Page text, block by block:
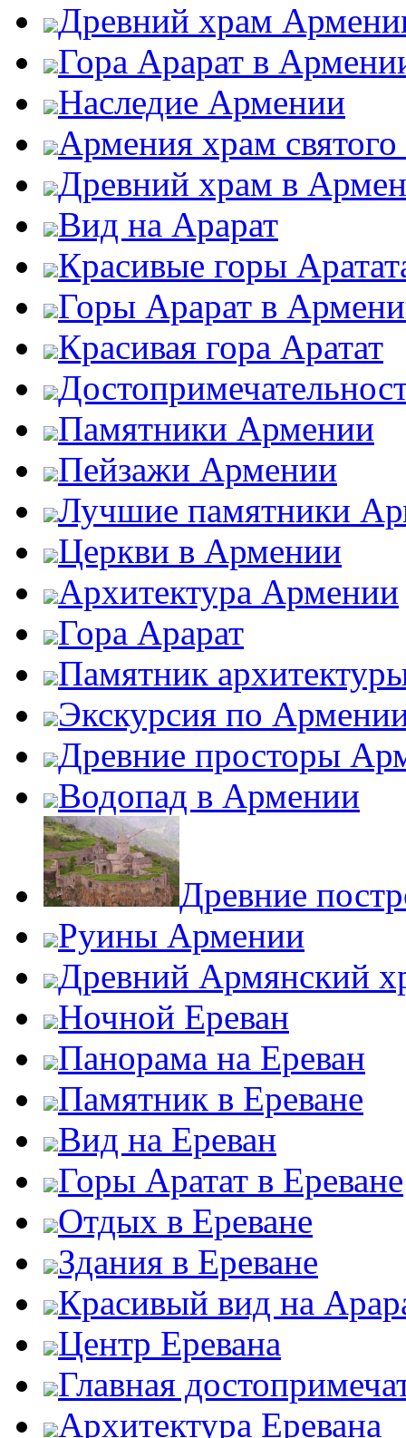
Древний храм
Гора Арарат в
Наследие Армении
Армения храм святого
Древний храм в
Вид на Арарат
Красивые горы
Горы Арарат в
Красивая гора Аратат
Памятники Армении
Пейзажи Армении
Лучшие памятники
Церкви в Армении
Архитектура Армении
Гора Арарат
Памятник
Экскурсия по
Древние просторы
Водопад в Армении
Древние
Руины Армении
Древний Армянский
Ночной Ереван
Панорама на Ереван
Памятник в Ереване
Вид на Ереван
Горы Аратат в Ереване
Отдых в Ереване
Здания в Ереване
Красивый вид на
Центр Еревана
Главная
Архитектура Еревана